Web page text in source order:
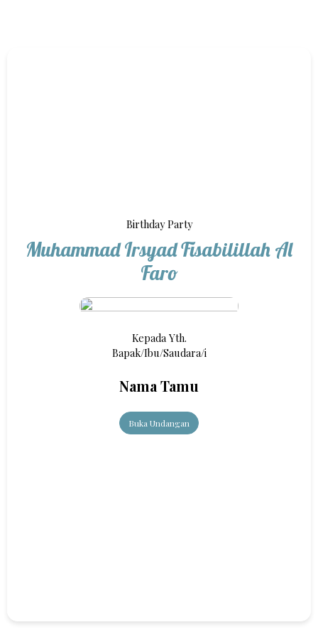
Birthday Party
Muhammad Irsyad Fisabilillah Al
Faro
Kepada Yth.
Bapak/Ibu/Saudara/i
Nama Tamu
Buka Undangan